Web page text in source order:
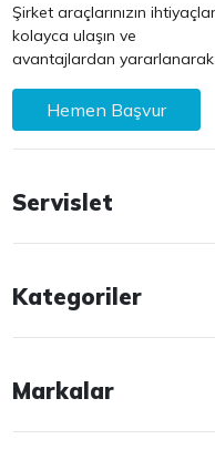
Şirket araçlarınızın
kolayca ulaşın ve
avantajlardan yararlanarak
Hemen Başvur
Servislet
Kategoriler
Markalar